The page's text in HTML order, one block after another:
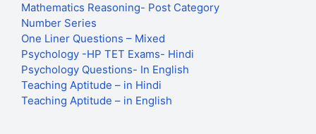
Mathematics Reasoning- Post Category
Number Series
One Liner Questions – Mixed
Psychology -HP TET Exams- Hindi
Psychology Questions- In English
Teaching Aptitude – in Hindi
Teaching Aptitude – in English